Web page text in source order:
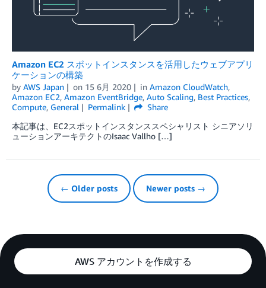
Amazon EC2 スポットインスタンスを活用したウェブアプリ
ケーションの構築
by AWS Japan on 15 6月 2020 in Amazon CloudWatch,
Amazon EC2, Amazon EventBridge, Auto Scaling, Best Practices,
Compute, General Permalink
Share
本記事は、EC2スポットインスタンススペシャリスト シニアソリ
ューションアーキテクトのIsaac Vallho […]
← Older posts Newer posts →
AWS アカウントを作成する